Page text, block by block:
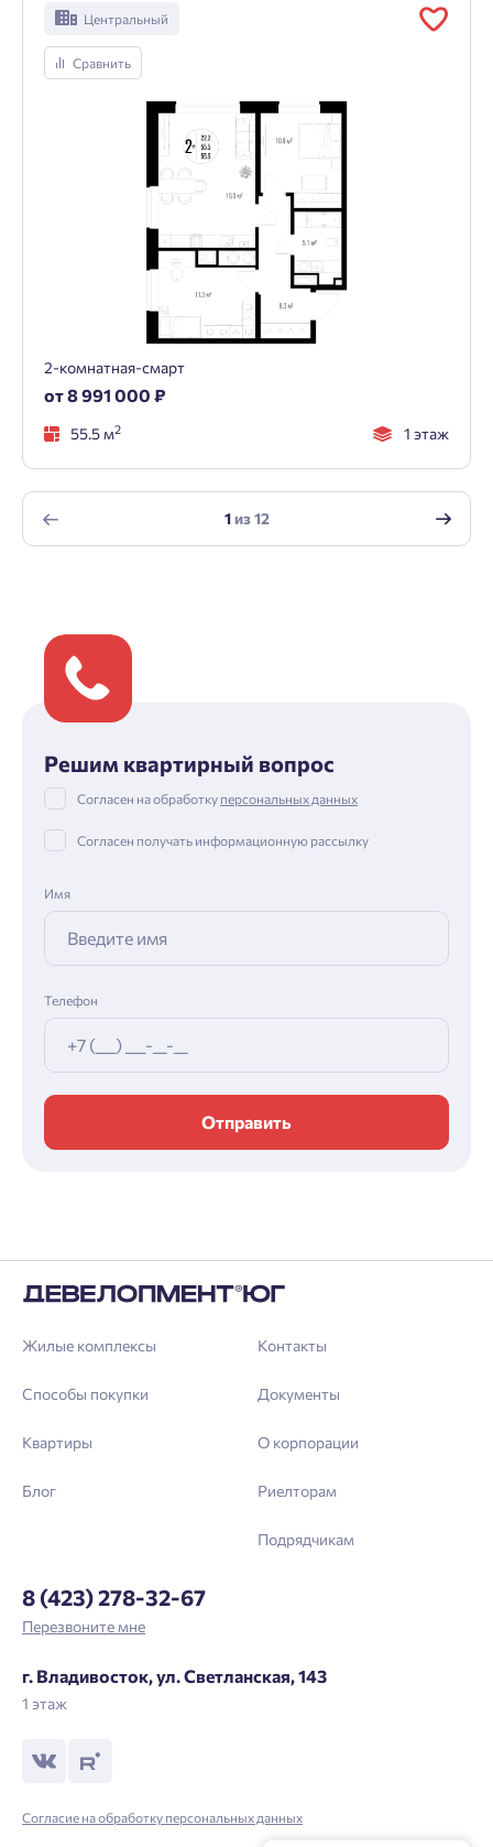
Центральный
Сравнить
2-комнатная-смарт
от 8 991 000 ₽
55.5 м2 1 этаж
1из12
Решим квартирный вопрос
Согласен на обработку персональных данных
Согласен получать информационную рассылку
Имя
Телефон
Отправить
Жилые комплексы
Способы покупки
Квартиры
Блог
Контакты
Документы
О корпорации
Риелторам
Подрядчикам
8 (423) 278-32-67
Перезвоните мне
г. Владивосток, ул. Светланская, 143
1 этаж
Согласие на обработку персональных данных